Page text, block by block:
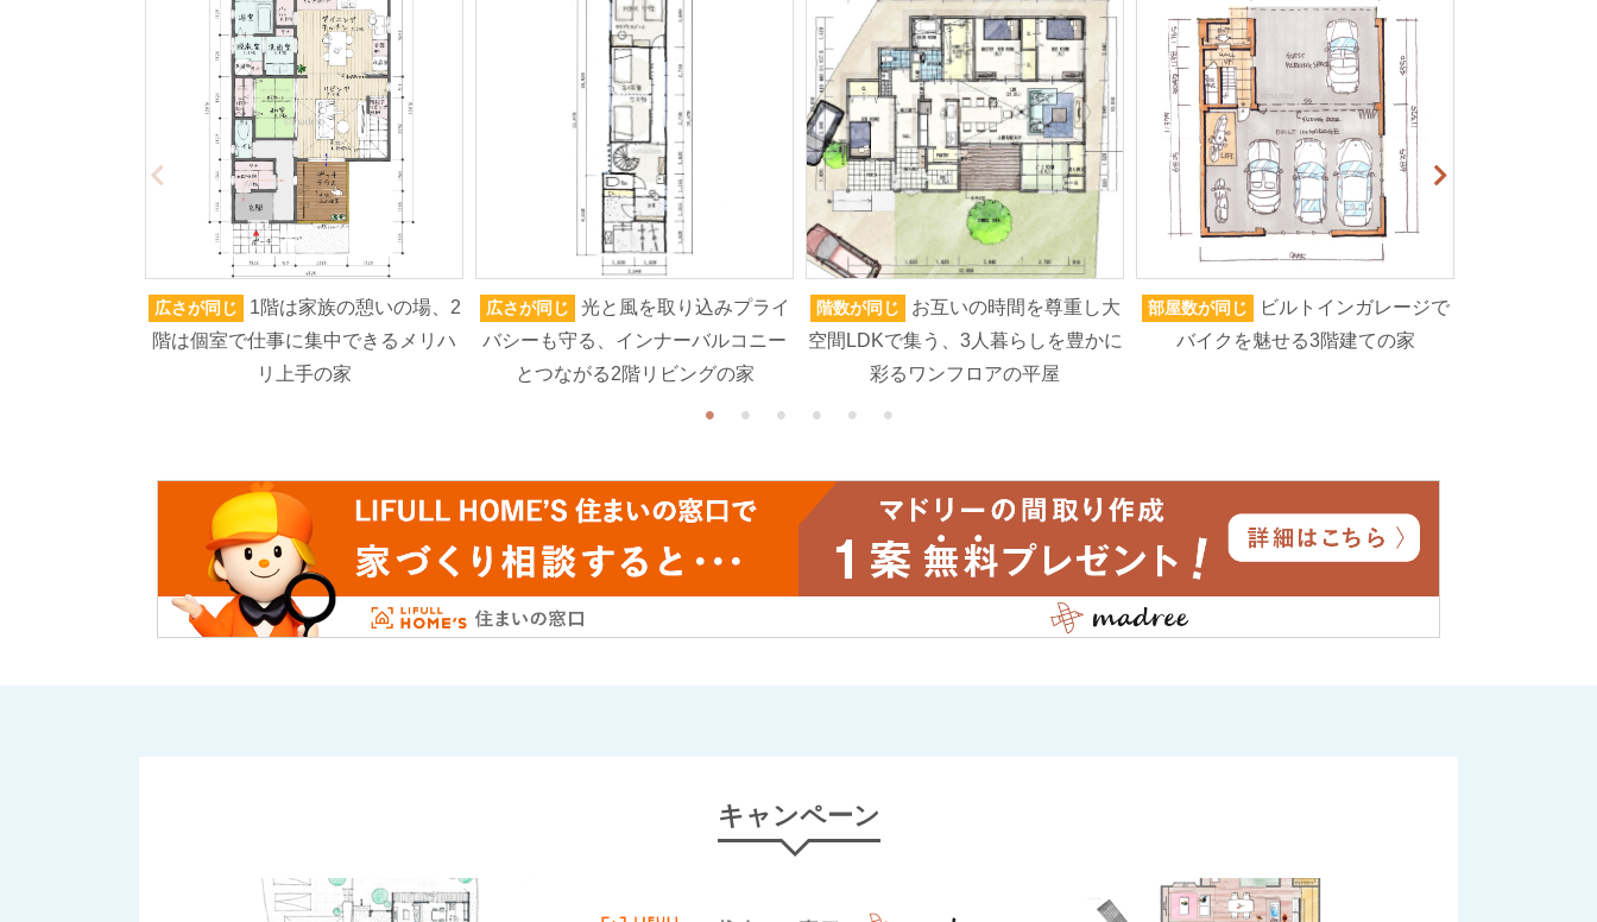
広さが同じ
1階は家族の憩いの場、2
階は個室で仕事に集中できるメリハ
リ上手の家
広さが同じ
光と風を取り込みプライ
バシーも守る、インナーバルコニー
とつながる2階リビングの家
階数が同じ
お互いの時間を尊重し大
空間LDKで集う、3人暮らしを豊かに
彩るワンフロアの平屋
部屋数が同じ
ビルトインガレージで
バイクを魅せる3階建ての家
キャンペーン